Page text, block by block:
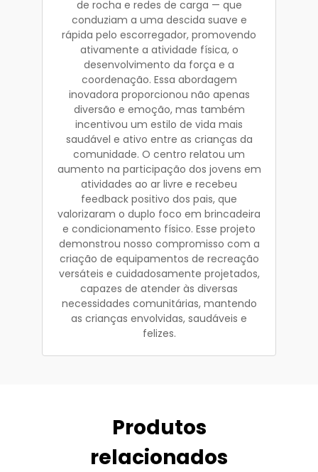
de rocha e redes de carga — que
conduziam a uma descida suave e
rápida pelo escorregador, promovendo
ativamente a atividade física, o
desenvolvimento da força e a
coordenação. Essa abordagem
inovadora proporcionou não apenas
diversão e emoção, mas também
incentivou um estilo de vida mais
saudável e ativo entre as crianças da
comunidade. O centro relatou um
aumento na participação dos jovens em
atividades ao ar livre e recebeu
feedback positivo dos pais, que
valorizaram o duplo foco em brincadeira
e condicionamento físico. Esse projeto
demonstrou nosso compromisso com a
criação de equipamentos de recreação
versáteis e cuidadosamente projetados,
capazes de atender às diversas
necessidades comunitárias, mantendo
as crianças envolvidas, saudáveis e
felizes.
Produtos
relacionados